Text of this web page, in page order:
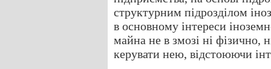
структурним підрозділом
в основному інтереси
майна не в змозі ні фізично,
керувати нею, відстоюючи